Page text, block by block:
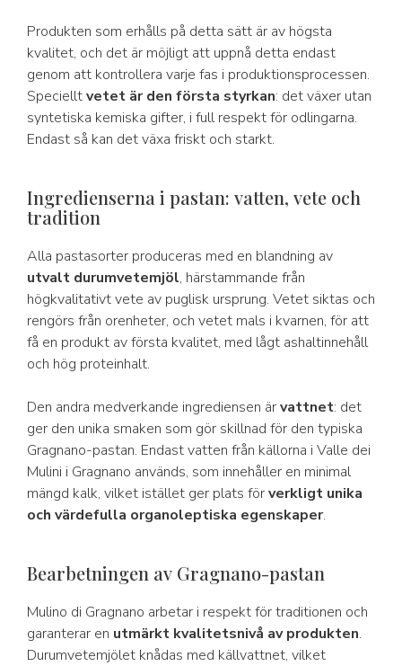
Produkten som erhålls på detta sätt är av högsta
kvalitet, och det är möjligt att uppnå detta endast
genom att kontrollera varje fas i produktionsprocessen.
Specielltvetet är den första styrkan: det växer utan
syntetiska kemiska gifter, i full respekt för odlingarna.
Endast så kan det växa friskt och starkt.
Ingredienserna i pastan: vatten, vete och
tradition
Alla pastasorter produceras med en blandning av
utvalt durumvetemjöl, härstammande från
högkvalitativt vete av puglisk ursprung. Vetet siktas och
rengörs från orenheter, och vetet mals i kvarnen, för att
få en produkt av första kvalitet, med lågt ashaltinnehåll
och hög proteinhalt.
Den andra medverkande ingrediensen ärvattnet: det
ger den unika smaken som gör skillnad för den typiska
Gragnano-pastan. Endast vatten från källorna i Valle dei
Mulini i Gragnano används, som innehåller en minimal
mängd kalk, vilket istället ger plats förverkligt unika
och värdefulla organoleptiska egenskaper.
Bearbetningen av Gragnano-pastan
Mulino di Gragnano arbetar i respekt för traditionen och
garanterar en utmärkt kvalitetsnivå av produkten.
Durumvetemjölet knådas med källvattnet, vilket